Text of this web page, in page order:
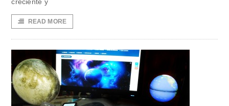
creciente y
READ MORE